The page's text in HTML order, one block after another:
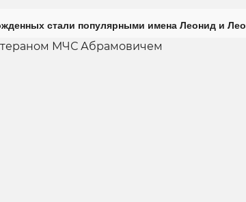
стали популярными имена Леонид и Лео